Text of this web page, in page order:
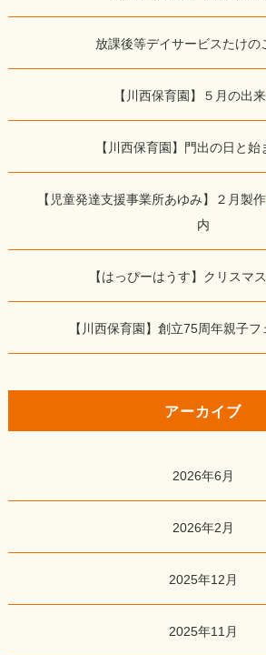
放課後等デイサービスたけの
【川西保育園】５月の出
【川西保育園】門出の日と始
【児童発達支援事業所あゆみ】２月製作
内
【はっぴーはうす】クリスマ
【川西保育園】創立75周年親子
アーカイブ
2026年6月
2026年2月
2025年12月
2025年11月